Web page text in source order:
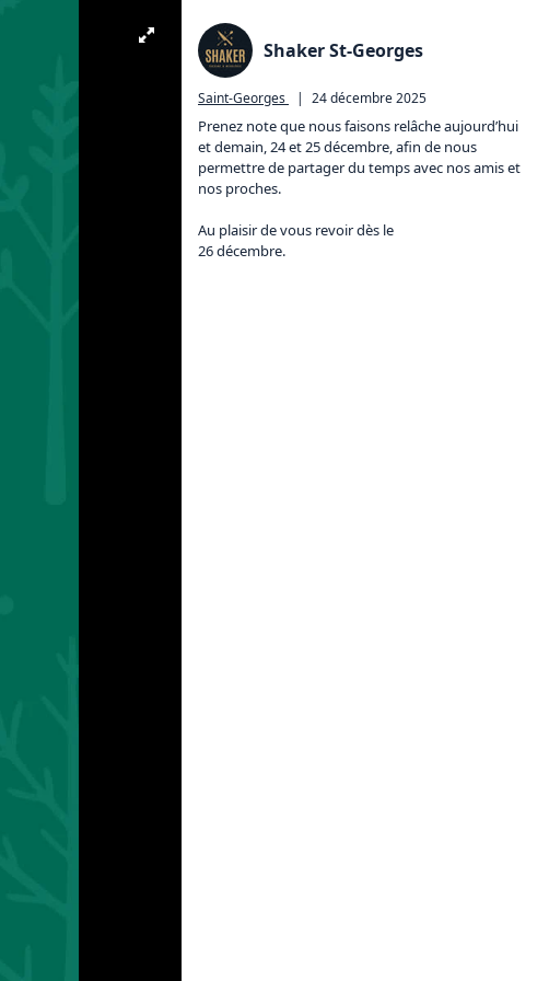
Shaker St-Georges
Saint-Georges | 24 décembre 2025
Prenez note que nous faisons relâche aujourd’hui
et demain, 24 et 25 décembre, afin de nous
permettre de partager du temps avec nos amis et
nos proches.
Au plaisir de vous revoir dès le
26 décembre.